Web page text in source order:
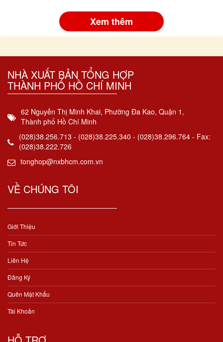
Xem thêm
NHÀ XUẤT BẢN TỔNG HỢP
THÀNH PHỐ HỒ CHÍ MINH
62 Nguyễn Thị Minh Khai, Phường Đa Kao, Quận 1,
Thành phố Hồ Chí Minh
(028)38.256.713 - (028)38.225.340 - (028)38.296.764 - Fax:
(028)38.222.726
tonghop@nxbhcm.com.vn
VỀ CHÚNG TÔI
Giới Thiệu
Tin Tức
Liên Hệ
Đăng Ký
Quên Mật Khẩu
Tài Khoản